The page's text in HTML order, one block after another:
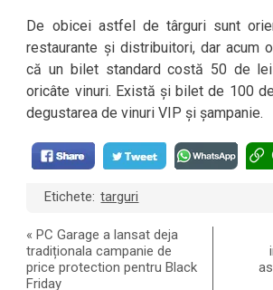
De obicei astfel de târguri sunt
restaurante și distribuitori, dar acum
că un bilet standard costă 50 de
oricâte vinuri. Există și bilet de 100
degustarea de vinuri VIP și șampanie.
Etichete: targuri
«PC Garage a lansat deja
tradiționala campanie de
price protection pentru Black
Friday